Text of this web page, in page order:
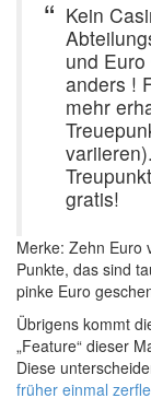
Kein
und
anders !
mehr
gratis!
Merke: Zehn Euro
Punkte, das sind
pinke Euro
Übrigens kommt
„Feature“ dieser
Diese
früher einmal